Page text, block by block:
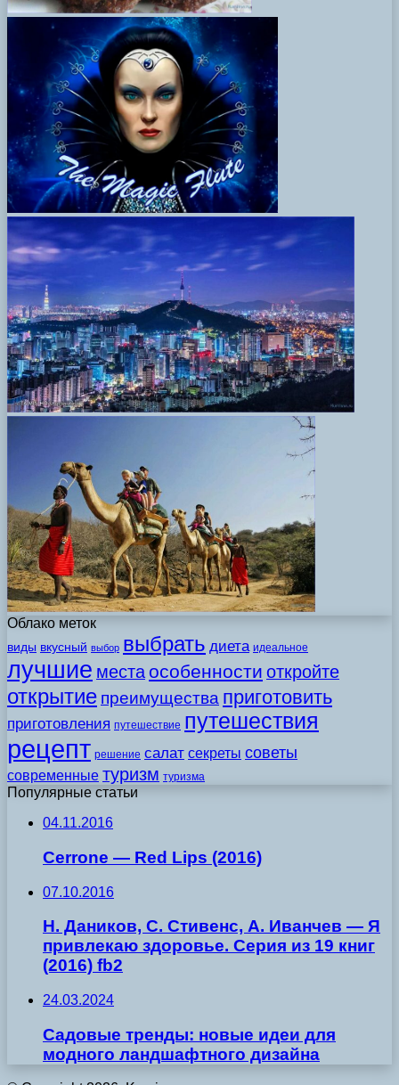
Облако меток
виды вкусный выбор выбрать диета идеальное
лучшие места особенности откройте
открытие преимущества приготовить
приготовления путешествие путешествия
рецепт решение салат секреты советы
современные туризм туризма
Популярные статьи
04.11.2016
Cerrone — Red Lips (2016)
07.10.2016
Н. Даников, С. Стивенс, А. Иванчев — Я
привлекаю здоровье. Серия из 19 книг
(2016) fb2
24.03.2024
Садовые тренды: новые идеи для
модного ландшафтного дизайна